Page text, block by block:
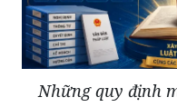
Những quy định